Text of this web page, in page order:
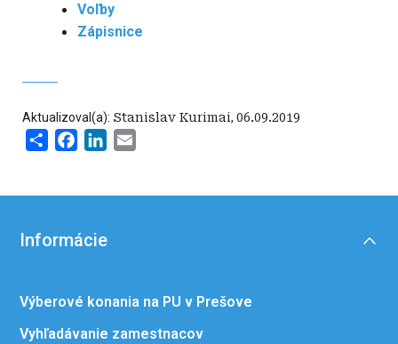
Voľby
Zápisnice
Aktualizoval(a): Stanislav Kurimai, 06.09.2019
Share FacebookLinkedIn
Informácie
Výberové konania na PU v Prešove
Vyhľadávanie zamestnacov